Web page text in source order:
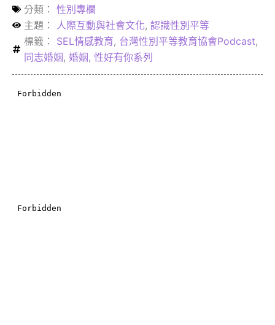
分類： 性別專欄
主題：
人際互動與社會文化, 認識性別平等
標籤：
SEL情感教育, 台灣性別平等教育協會Podcast,
同志婚姻, 婚姻, 性好有你系列